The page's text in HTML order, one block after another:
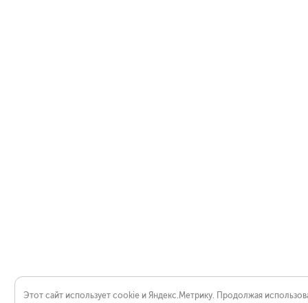
Этот сайт использует cookie и Яндекс.Метрику. Продолжая